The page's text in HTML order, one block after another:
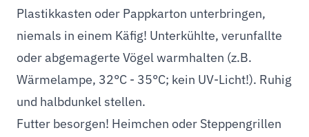
Plastikkasten oder Pappkarton unterbringen,
niemals in einem Käfig! Unterkühlte, verunfallte
oder abgemagerte Vögel warmhalten (z.B.
Wärmelampe, 32°C - 35°C; kein UV-Licht!). Ruhig
und halbdunkel stellen.
Futter besorgen! Heimchen oder Steppengrillen